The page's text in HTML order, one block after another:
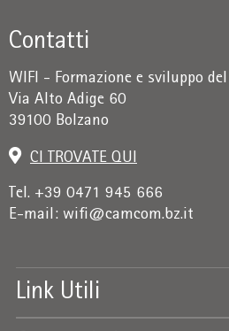
Contatti
WIFI - Formazione e sviluppo
Via Alto Adige 60
39100 Bolzano
CI TROVATE QUI
Tel. +39 0471 945 666
E-mail: wifi@camcom.bz.it
Link Utili